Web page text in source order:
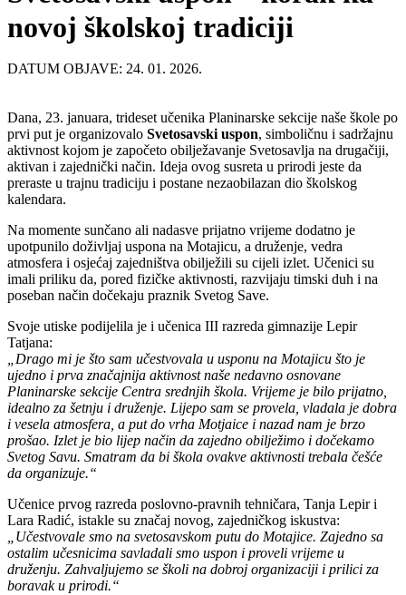
novoj školskoj tradiciji
DATUM OBJAVE: 24. 01. 2026.
Dana, 23. januara, trideset učenika Planinarske sekcije naše škole po
prvi put je organizovalo Svetosavski uspon, simboličnu i sadržajnu
aktivnost kojom je započeto obilježavanje Svetosavlja na drugačiji,
aktivan i zajednički način. Ideja ovog susreta u prirodi jeste da
preraste u trajnu tradiciju i postane nezaobilazan dio školskog
kalendara.
Na momente sunčano ali nadasve prijatno vrijeme dodatno je
upotpunilo doživljaj uspona na Motajicu, a druženje, vedra
atmosfera i osjećaj zajedništva obilježili su cijeli izlet. Učenici su
imali priliku da, pored fizičke aktivnosti, razvijaju timski duh i na
poseban način dočekaju praznik Svetog Save.
Svoje utiske podijelila je i učenica III razreda gimnazije Lepir
Tatjana:
„Drago mi je što sam učestvovala u usponu na Motajicu što je
ujedno i prva značajnija aktivnost naše nedavno osnovane
Planinarske sekcije Centra srednjih škola. Vrijeme je bilo prijatno,
idealno za šetnju i druženje. Lijepo sam se provela, vladala je dobra
i vesela atmosfera, a put do vrha Motjaice i nazad nam je brzo
prošao. Izlet je bio lijep način da zajedno obilježimo i dočekamo
Svetog Savu. Smatram da bi škola ovakve aktivnosti trebala češće
da organizuje.“
Učenice prvog razreda poslovno-pravnih tehničara, Tanja Lepir i
Lara Radić, istakle su značaj novog, zajedničkog iskustva:
„Učestvovale smo na svetosavskom putu do Motajice. Zajedno sa
ostalim učesnicima savladali smo uspon i proveli vrijeme u
druženju. Zahvaljujemo se školi na dobroj organizaciji i prilici za
boravak u prirodi.“